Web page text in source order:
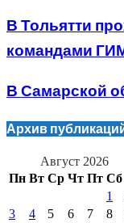
В Тольятти
командами
В Самарской
Архив
Август 2026
Пн Вт Ср Чт Пт Сб
1
3
4 5 6 7 8